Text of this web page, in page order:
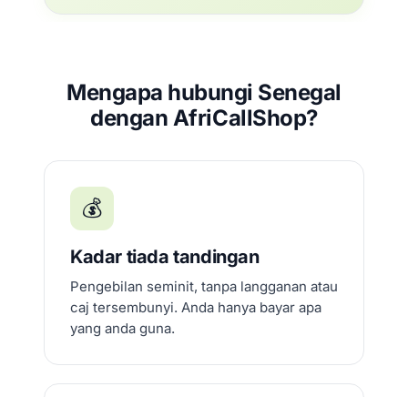
Mengapa hubungi Senegal
dengan AfriCallShop?
💰
Kadar tiada tandingan
Pengebilan seminit, tanpa langganan atau
caj tersembunyi. Anda hanya bayar apa
yang anda guna.